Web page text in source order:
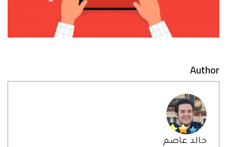
Author
خالد عاصم